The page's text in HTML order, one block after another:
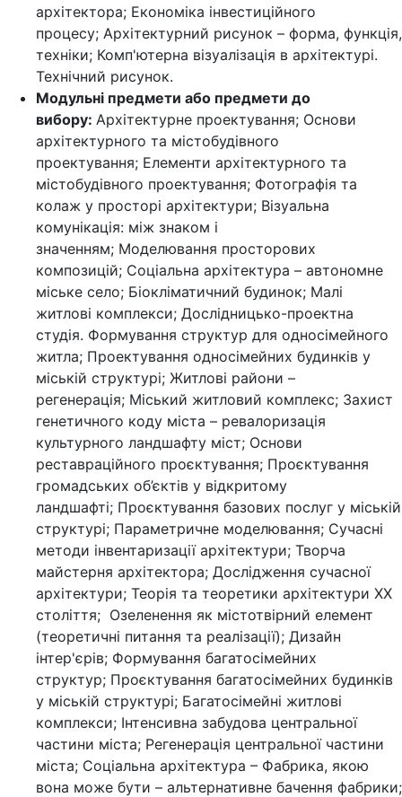
архітектора; Економіка інвестиційного
процесу; Архітектурний рисунок – форма, функція,
техніки; Комп'ютерна візуалізація в архітектурі.
Технічний рисунок.
Модульні предмети або предмети до
вибору: Архітектурне проектування; Основи
архітектурного та містобудівного
проектування; Елементи архітектурного та
містобудівного проектування; Фотографія та
колаж у просторі архітектури; Візуальна
комунікація: між знаком і
значенням; Моделювання просторових
композицій; Соціальна архітектура – автономне
міське село; Біокліматичний будинок; Малі
житлові комплекси; Дослідницько-проектна
студія. Формування структур для односімейного
житла; Проектування односімейних будинків у
міській структурі; Житлові райони –
регенерація; Міський житловий комплекс; Захист
генетичного коду міста – ревалоризація
культурного ландшафту міст; Основи
реставраційного проєктування; Проєктування
громадських об’єктів у відкритому
ландшафті; Проєктування базових послуг у міській
структурі; Параметричне моделювання; Сучасні
методи інвентаризації архітектури; Творча
майстерня архітектора; Дослідження сучасної
архітектури; Теорія та теоретики архітектури XX
століття; Озеленення як містотвірний елемент
(теоретичні питання та реалізації); Дизайн
інтер'єрів; Формування багатосімейних
структур; Проєктування багатосімейних будинків
у міській структурі; Багатосімейні житлові
комплекси; Інтенсивна забудова центральної
частини міста; Регенерація центральної частини
міста; Соціальна архітектура – Фабрика, якою
вона може бути – альтернативне бачення фабрики;